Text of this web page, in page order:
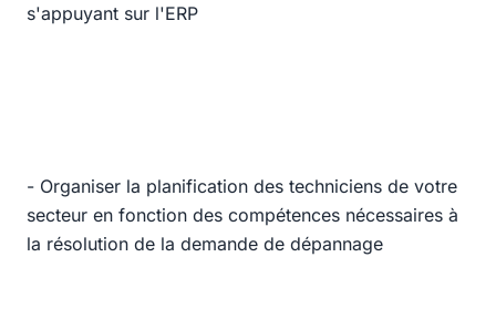
s'appuyant sur l'ERP
- Organiser la planification des techniciens de votre
secteur en fonction des compétences nécessaires à
la résolution de la demande de dépannage